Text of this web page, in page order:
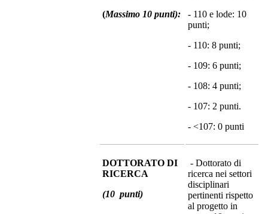
(Massimo 10 punti):
- 110 e lode: 10
punti;
- 110: 8 punti;
- 109: 6 punti;
- 108: 4 punti;
- 107: 2 punti.
- <107: 0 punti
DOTTORATO DI
RICERCA
(10 punti)
- Dottorato di
ricerca nei settori
disciplinari
pertinenti rispetto
al progetto in